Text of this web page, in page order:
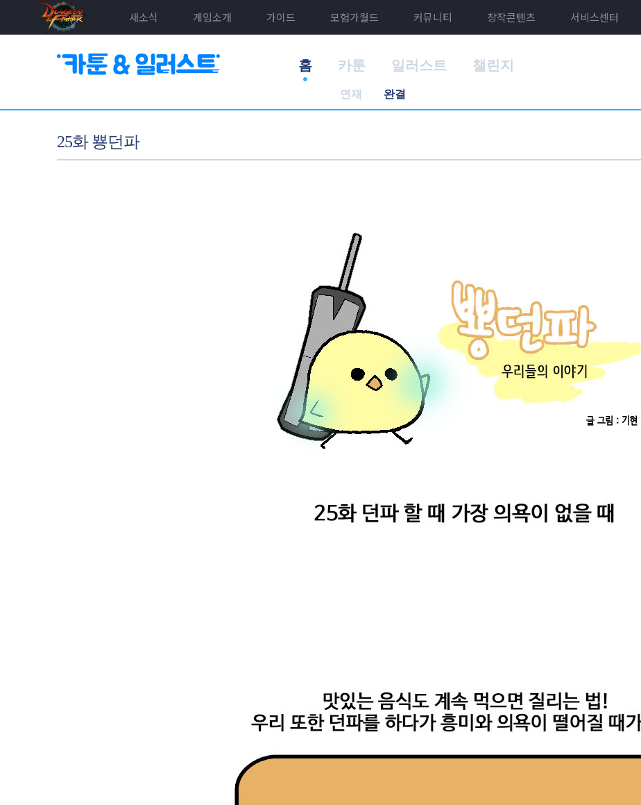
새소식 게임소개 가이드 모험가월드 커뮤니티 창작콘텐츠 서비스센터
홈 카툰
연재 완결
일러스트 챌린지
25화 뿅던파